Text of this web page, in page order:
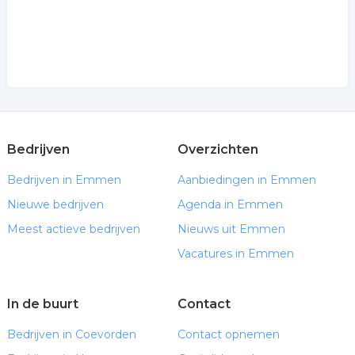
Bedrijven
Bedrijven in Emmen
Nieuwe bedrijven
Meest actieve bedrijven
Overzichten
Aanbiedingen in Emmen
Agenda in Emmen
Nieuws uit Emmen
Vacatures in Emmen
In de buurt
Bedrijven in Coevorden
Contact
Contact opnemen